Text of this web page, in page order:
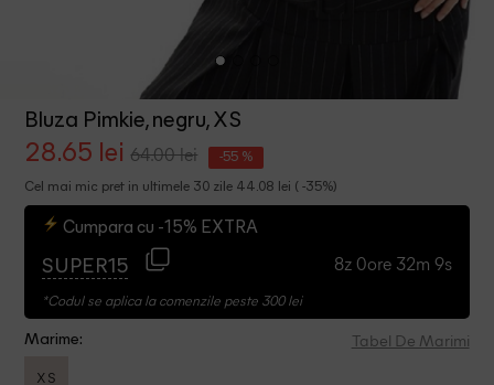
Bluza Pimkie, negru, XS
28.65 lei 64.00 lei -55 %
Cel mai mic pret in ultimele 30 zile 44.08 lei ( -35%)
Cumpara cu -15% EXTRA
SUPER15 8z 0ore 32m 8s
*Codul se aplica la comenzile peste 300 lei
Marime: Tabel De Marimi
XS